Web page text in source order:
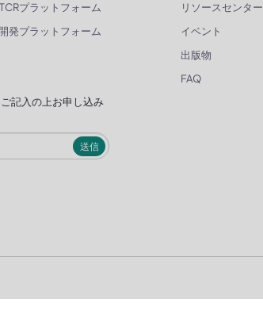
プラットフォーム
発プラットフォーム
リソースセンター
イベント
出版物
FAQ
記入の上お申し込み
送信